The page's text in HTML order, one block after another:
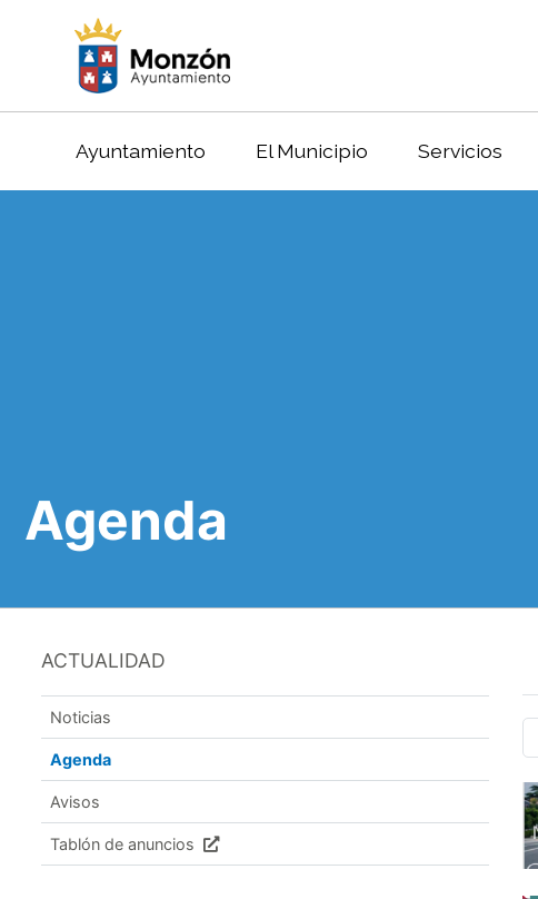
Ayuntamiento El Municipio Servicios
Agenda
ACTUALIDAD
Noticias
Agenda
Avisos
Tablón de anuncios